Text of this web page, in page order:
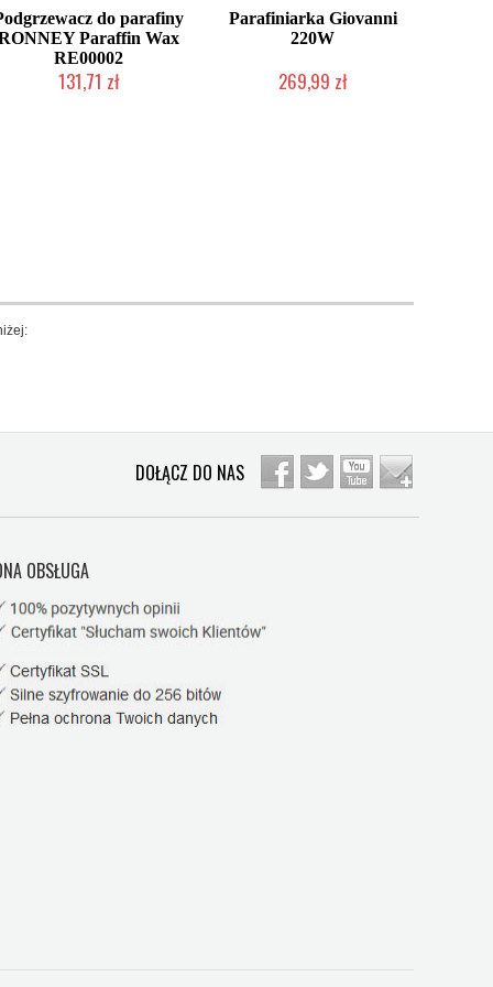
do parafiny
Paraffin Wax
RE00002
131,71 zł
Parafiniarka Giovanni
220W
269,99 zł
DOŁĄCZ DO NAS
OBSŁUGA